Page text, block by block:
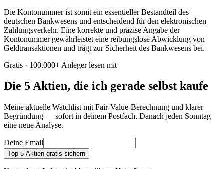
Die Kontonummer ist somit ein essentieller Bestandteil des
deutschen Bankwesens und entscheidend für den elektronischen
Zahlungsverkehr. Eine korrekte und präzise Angabe der
Kontonummer gewährleistet eine reibungslose Abwicklung von
Geldtransaktionen und trägt zur Sicherheit des Bankwesens bei.
Gratis · 100.000+ Anleger lesen mit
Die 5 Aktien, die ich gerade selbst kaufe
Meine aktuelle Watchlist mit Fair-Value-Berechnung und klarer
Begründung — sofort in deinem Postfach. Danach jeden Sonntag
eine neue Analyse.
Deine Email
Top 5 Aktien gratis sichern